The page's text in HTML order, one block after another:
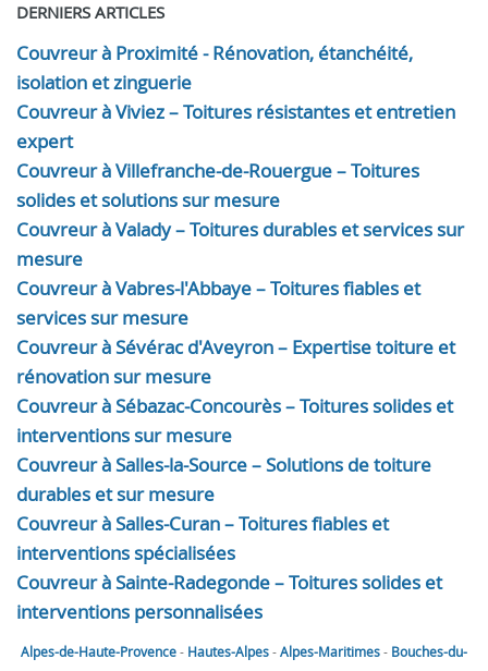
DERNIERS ARTICLES
Couvreur à Proximité - Rénovation, étanchéité,
isolation et zinguerie
Couvreur à Viviez – Toitures résistantes et entretien
expert
Couvreur à Villefranche-de-Rouergue – Toitures
solides et solutions sur mesure
Couvreur à Valady – Toitures durables et services sur
mesure
Couvreur à Vabres-l'Abbaye – Toitures fiables et
services sur mesure
Couvreur à Sévérac d'Aveyron – Expertise toiture et
rénovation sur mesure
Couvreur à Sébazac-Concourès – Toitures solides et
interventions sur mesure
Couvreur à Salles-la-Source – Solutions de toiture
durables et sur mesure
Couvreur à Salles-Curan – Toitures fiables et
interventions spécialisées
Couvreur à Sainte-Radegonde – Toitures solides et
interventions personnalisées
Alpes-de-Haute-Provence- Hautes-Alpes-Alpes-Maritimes- Bouches-du-